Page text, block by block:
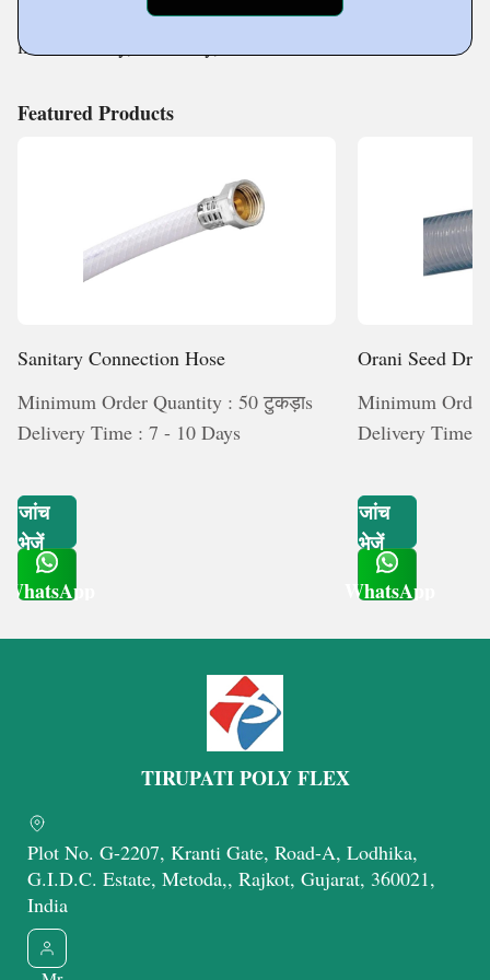
test each of our offered products on varied parameters
like flexibility, durability,
Featured Products
Sanitary Connection Hose
Minimum Order Quantity : 50 टुकड़ाs
Delivery Time : 7 - 10 Days
जांच
भेजें
WhatsApp
Orani Seed
Minimum
Delivery Time :
जांच
भेजें
WhatsApp
TIRUPATI POLY FLEX
Plot No. G-2207, Kranti Gate, Road-A, Lodhika,
G.I.D.C. Estate, Metoda,, Rajkot, Gujarat, 360021,
India